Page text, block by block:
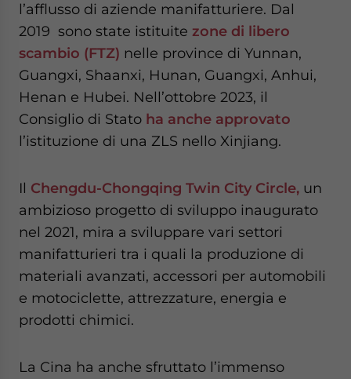
l’afflusso di aziende manifatturiere. Dal
2019 sono state istituite zone di libero
scambio (FTZ) nelle province di Yunnan,
Guangxi, Shaanxi, Hunan, Guangxi, Anhui,
Henan e Hubei. Nell’ottobre 2023, il
Consiglio di Stato ha anche approvato
l’istituzione di una ZLS nello Xinjiang.
Il Chengdu-Chongqing Twin City Circle, un
ambizioso progetto di sviluppo inaugurato
nel 2021, mira a sviluppare vari settori
manifatturieri tra i quali la produzione di
materiali avanzati, accessori per automobili
e motociclette, attrezzature, energia e
prodotti chimici.
La Cina ha anche sfruttato l’immenso